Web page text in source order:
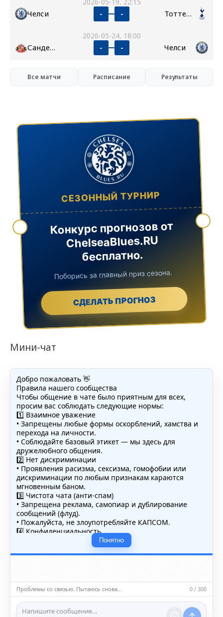
Челси - - Тоттенхэм
2026-05-24, 18:00
Сандерленд - - Челси
Все матчи Расписание Результаты
СЕЗОННЫЙ ТУРНИР
Конкурс прогнозов от
ChelseaBlues.RU
бесплатно.
Поборись за главный приз сезона.
СДЕЛАТЬ ПРОГНОЗ
Мини-чат
Добро пожаловать 👋
Правила нашего сообщества
Чтобы общение в чате было приятным для всех,
просим вас соблюдать следующие нормы:
1️⃣ Взаимное уважение
• Запрещены любые формы оскорблений, хамства и
перехода на личности.
• Соблюдайте базовый этикет — мы здесь для
дружелюбного общения.
2️⃣ Нет дискриминации
• Проявления расизма, сексизма, гомофобии или
дискриминации по любым признакам караются
мгновенным баном.
3️⃣ Чистота чата (анти-спам)
• Запрещена реклама, самопиар и дублирование
сообщений (флуд).
• Пожалуйста, не злоупотребляйте КАПСОМ.
4️⃣ Конфиденциальность
• Не публикуйте личные данные — свои или чужие
(телефоны, адреса, документы).
5️⃣ Уместность контента
насилию.
ℹ️ Модераторы и администраторы вправе удалять
сообщения и ограничивать доступ к чату при
нарушении правил.
Понятно
Проблемы со связью. Пытаюсь снова… 0 / 300